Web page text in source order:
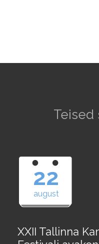
Teised
22
august
XXII Tallinna